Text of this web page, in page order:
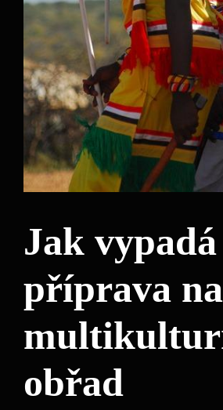
Jak vypadá
příprava na
obřad